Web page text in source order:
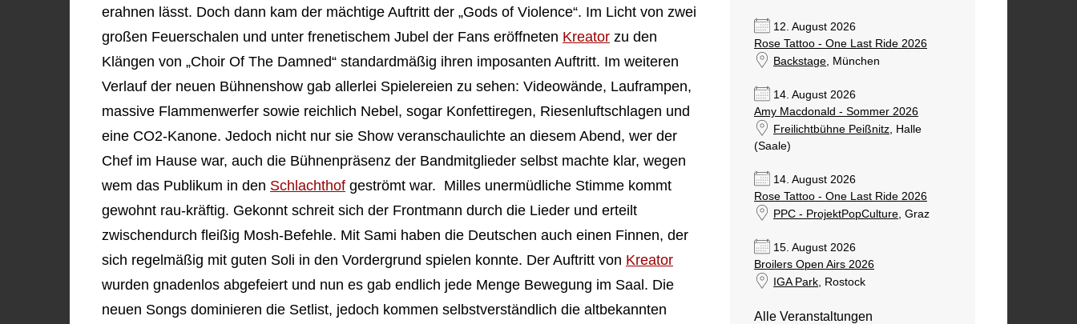
erahnen lässt. Doch dann kam der mächtige Auftritt der „Gods of Violence“. Im Licht von zwei
großen Feuerschalen und unter frenetischem Jubel der Fans eröffneten Kreator zu den
Klängen von „Choir Of The Damned“ standardmäßig ihren imposanten Auftritt. Im weiteren
Verlauf der neuen Bühnenshow gab allerlei Spielereien zu sehen: Videowände, Lauframpen,
massive Flammenwerfer sowie reichlich Nebel, sogar Konfettiregen, Riesenluftschlagen und
eine CO2-Kanone. Jedoch nicht nur sie Show veranschaulichte an diesem Abend, wer der
Chef im Hause war, auch die Bühnenpräsenz der Bandmitglieder selbst machte klar, wegen
wem das Publikum in den Schlachthof geströmt war. Milles unermüdliche Stimme kommt
gewohnt rau-kräftig. Gekonnt schreit sich der Frontmann durch die Lieder und erteilt
zwischendurch fleißig Mosh-Befehle. Mit Sami haben die Deutschen auch einen Finnen, der
sich regelmäßig mit guten Soli in den Vordergrund spielen konnte. Der Auftritt von Kreator
wurden gnadenlos abgefeiert und nun es gab endlich jede Menge Bewegung im Saal. Die
neuen Songs dominieren die Setlist, jedoch kommen selbstverständlich die altbekannten
12. August 2026
Rose Tattoo - One Last Ride 2026
Backstage, München
14. August 2026
Amy Macdonald - Sommer 2026
Freilichtbühne Peißnitz, Halle
(Saale)
14. August 2026
Rose Tattoo - One Last Ride 2026
PPC - ProjektPopCulture, Graz
15. August 2026
Broilers Open Airs 2026
IGA Park, Rostock
Alle Veranstaltungen